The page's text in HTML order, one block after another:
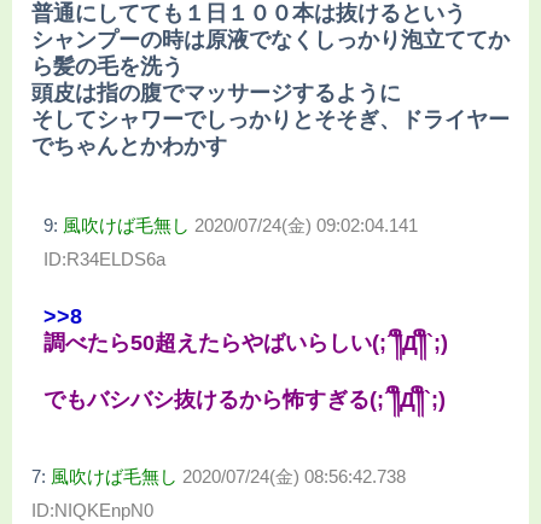
普通にしてても１日１００本は抜けるという
シャンプーの時は原液でなくしっかり泡立ててか
ら髪の毛を洗う
頭皮は指の腹でマッサージするように
そしてシャワーでしっかりとそそぎ、ドライヤー
でちゃんとかわかす
9: 風吹けば毛無し 2020/07/24(金) 09:02:04.141
ID:R34ELDS6a
>>8
調べたら50超えたらやばいらしい(;´༎ຶД༎ຶ`;)
でもバシバシ抜けるから怖すぎる(;´༎ຶД༎ຶ`;)
7: 風吹けば毛無し 2020/07/24(金) 08:56:42.738
ID:NIQKEnpN0